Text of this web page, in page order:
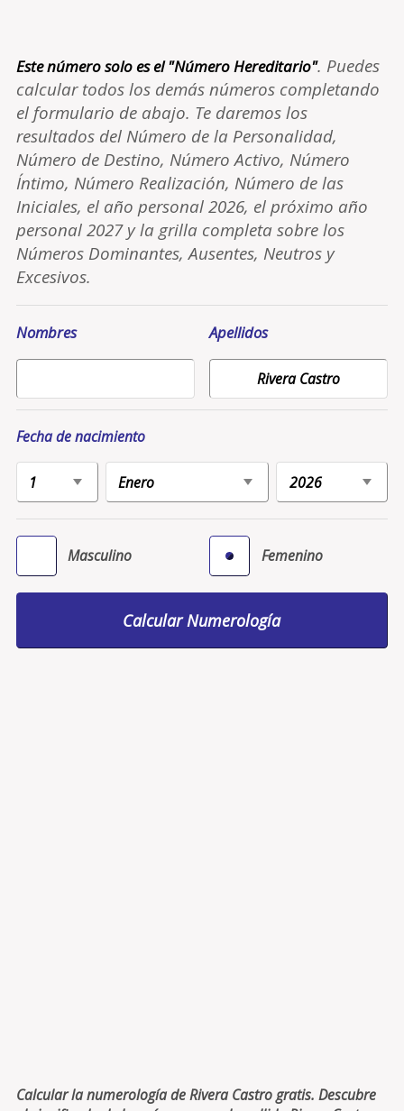
Este número solo es el "Número Hereditario". Puedes
calcular todos los demás números completando
el formulario de abajo. Te daremos los
resultados del Número de la Personalidad,
Número de Destino, Número Activo, Número
Íntimo, Número Realización, Número de las
Iniciales, el año personal 2026, el próximo año
personal 2027 y la grilla completa sobre los
Números Dominantes, Ausentes, Neutros y
Excesivos.
Nombres Apellidos
Fecha de nacimiento
Masculino Femenino
Calcular la numerología de Rivera Castro gratis. Descubre